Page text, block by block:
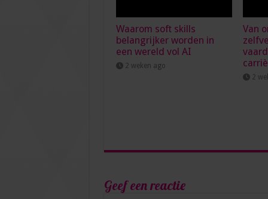
Waarom soft skills
belangrijker worden in
een wereld vol AI
2 weken ago
Van
2
Geef een reactie